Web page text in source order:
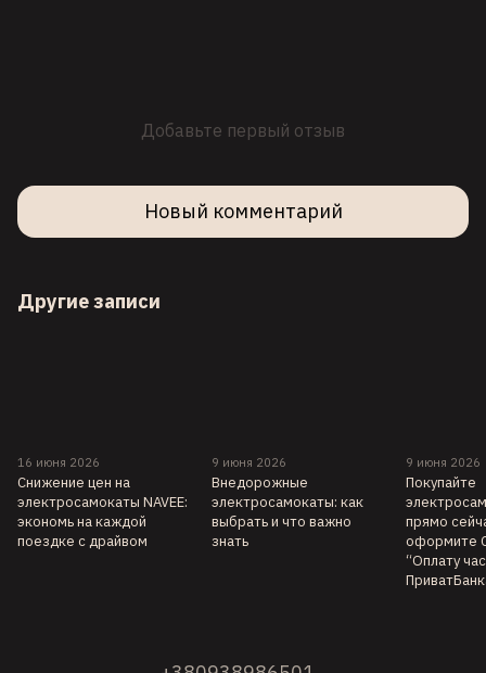
Добавьте первый отзыв
Новый комментарий
Другие записи
16 июня 2026
Снижение цен на
электросамокаты NAVEE:
экономь на каждой
поездке с драйвом
9 июня 2026
Внедорожные
электросамокаты: как
выбрать и что важно
знать
9 июня 2026
Покупайте
прямо
оформите
“Оплату